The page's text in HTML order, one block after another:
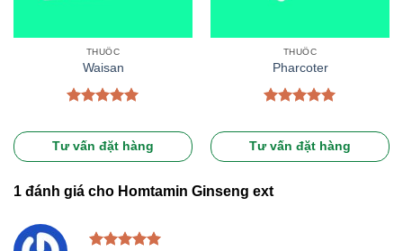
THUỐC
Waisan
hạng5.00
5 sao
Tư vấn đặt hàng
THUỐC
Pharcoter
hạng5.00
5 sao
Tư vấn đặt hàng
1 đánh giá cho Homtamin Ginseng ext